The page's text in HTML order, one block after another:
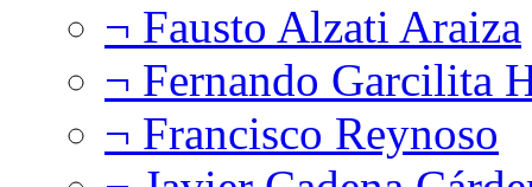
¬ Fausto Alzati Araiza
¬ Fernando Garcilita
¬ Francisco Reynoso